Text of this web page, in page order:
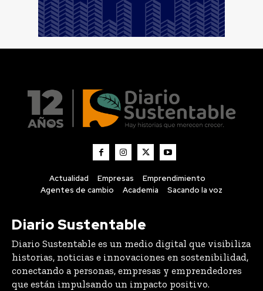
Actualidad Empresas
Emprendimiento
Agentes de cambio
Academia Sacando la voz
Diario Sustentable
Diario Sustentable es un medio digital que visibiliza
historias, noticias e innovaciones en sostenibilidad,
conectando a personas, empresas y emprendedores
que están impulsando un impacto positivo.